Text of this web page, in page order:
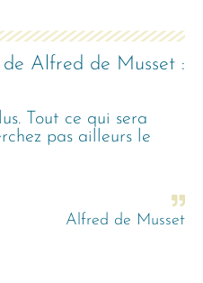
Alfred de Musset :
Tout ce qui sera
pas ailleurs le
Alfred de Musset